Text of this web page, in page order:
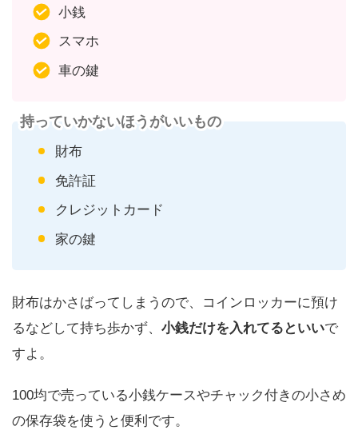
小銭
スマホ
車の鍵
持っていかないほうがいいもの
財布
免許証
クレジットカード
家の鍵
財布はかさばってしまうので、コインロッカーに預け
るなどして持ち歩かず、 小銭だけを入れてるといいで
すよ。
100均で売っている小銭ケースやチャック付きの小さめ
の保存袋を使うと便利です。